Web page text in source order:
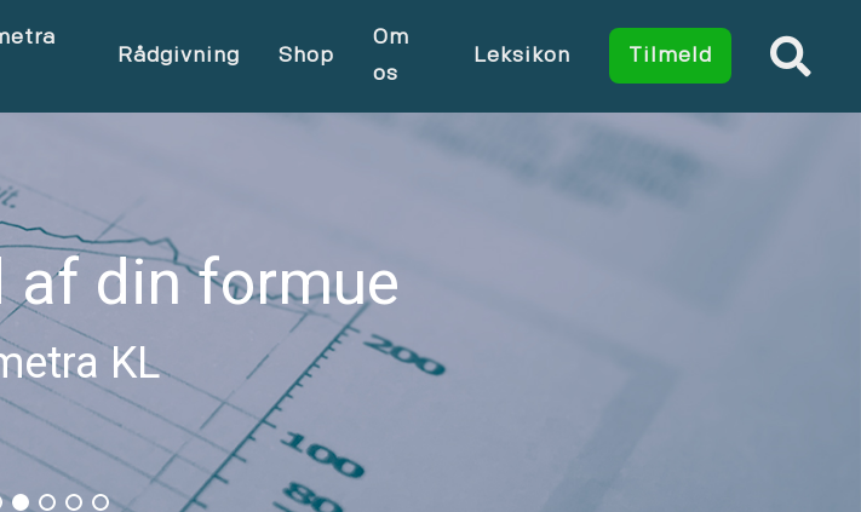
Rådgivning Shop
Om
os
Leksikon Tilmeld
af din formue
KL